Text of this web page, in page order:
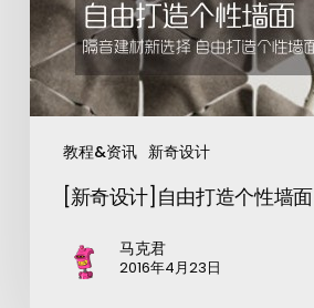
教程&资讯 新奇设计
[新奇设计]自由打造个性墙面
马克君
2016年4月23日